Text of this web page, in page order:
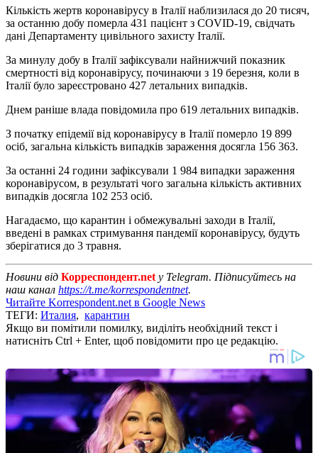
Кількість жертв коронавірусу в Італії наблизилася до 20 тисяч,
за останню добу померла 431 пацієнт з COVID-19, свідчать
дані Департаменту цивільного захисту Італії.
За минулу добу в Італії зафіксували найнижчий показник
смертності від коронавірусу, починаючи з 19 березня, коли в
Італії було зареєстровано 427 летальних випадків.
Днем раніше влада повідомила про 619 летальних випадків.
З початку епідемії від коронавірусу в Італії померло 19 899
осіб, загальна кількість випадків зараження досягла 156 363.
За останні 24 години зафіксували 1 984 випадки зараження
коронавірусом, в результаті чого загальна кількість активних
випадків досягла 102 253 осіб.
Нагадаємо, що карантин і обмежувальні заходи в Італії,
введені в рамках стримування пандемії коронавірусу, будуть
зберігатися до 3 травня.
Новини від Корреспондент.net у Telegram. Підписуйтесь на
наш канал https://t.me/korrespondentnet.
Читайте Korrespondent.net в Google News
ТЕГИ: Италия, карантин
Якщо ви помітили помилку, виділіть необхідний текст і
натисніть Ctrl + Enter, щоб повідомити про це редакцію.